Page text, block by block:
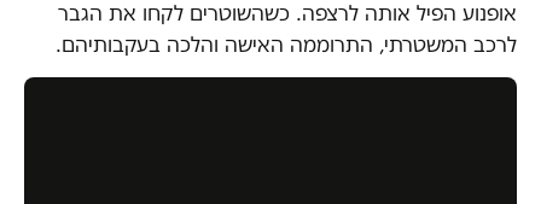
אופנוע הפיל אותה לרצפה. כשהשוטרים לקחו את הגבר
לרכב המשטרתי, התרוממה האישה והלכה בעקבותיהם.